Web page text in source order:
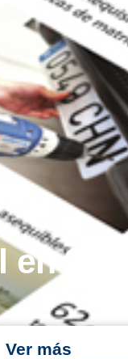
2026
Ver más